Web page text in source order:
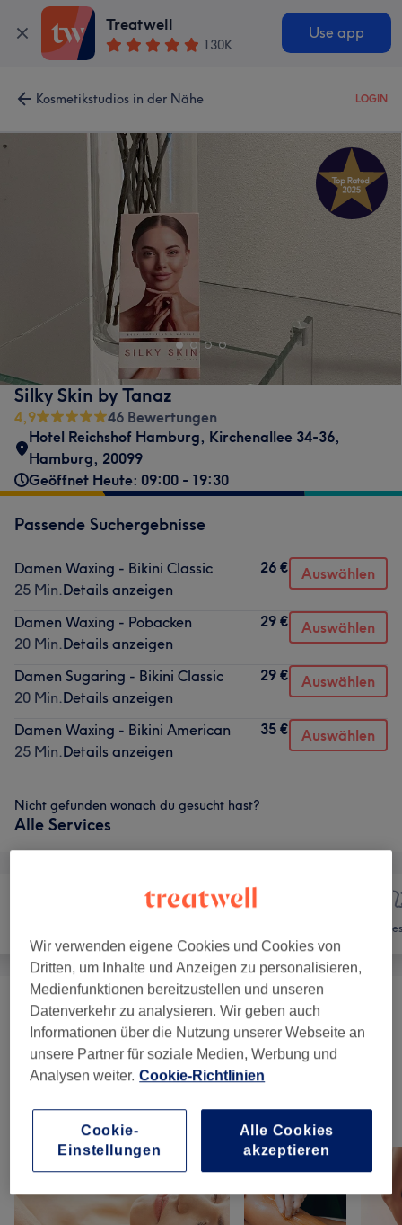
Treatwell
130K
Use app
Kosmetikstudios in der Nähe LOGIN
Silky Skin by Tanaz
4,9
46 Bewertungen
Hotel Reichshof Hamburg, Kirchenallee 34-36,
Hamburg, 20099
Geöffnet Heute: 09:00 - 19:30
Passende Suchergebnisse
Damen Waxing - Bikini Classic
25 Min.Details anzeigen
26 € Auswählen
Damen Waxing - Pobacken
20 Min.Details anzeigen
29 € Auswählen
Damen Sugaring - Bikini Classic
20 Min.Details anzeigen
29 € Auswählen
Damen Waxing - Bikini American
25 Min.Details anzeigen
35 € Auswählen
Nicht gefunden wonach du gesucht hast?
Alle Services
Sugaring (26) ab 13 €
Waxing ( 19) ab 12 €
Unsere Arbeit
Bild anklicken für weitere Details
Wir verwenden eigene Cookies und Cookies von
Dritten, um Inhalte und Anzeigen zu personalisieren,
Medienfunktionen bereitzustellen und unseren
Datenverkehr zu analysieren. Wir geben auch
Informationen über die Nutzung unserer Webseite an
unsere Partner für soziale Medien, Werbung und
Analysen weiter. Cookie-Richtlinien
Cookie-
Einstellungen
Alle Cookies
akzeptieren